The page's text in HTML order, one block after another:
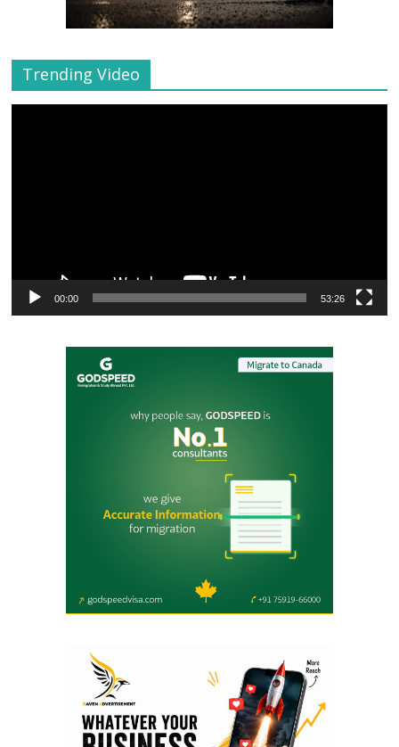
Trending Video
00:00 53:26